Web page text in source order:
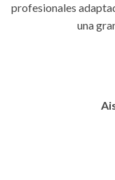
profesionales
una